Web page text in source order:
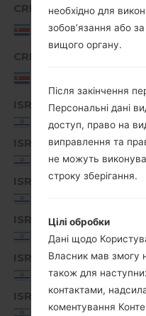
CRI
Costa
Rica
CRI
Rica
ISR
Israel
ISR
Israel
ISR
ISR
Israel
ISR
Israel
ISR
Israel
необхідно для
зобов’язання або
вищого органу.
Після закінчення
Персональні дані
доступ, право на
виправлення та
не можуть
строку зберігання.
Цілі обробки
Дані щодо
Власник мав змогу
також для
контактами,
коментування